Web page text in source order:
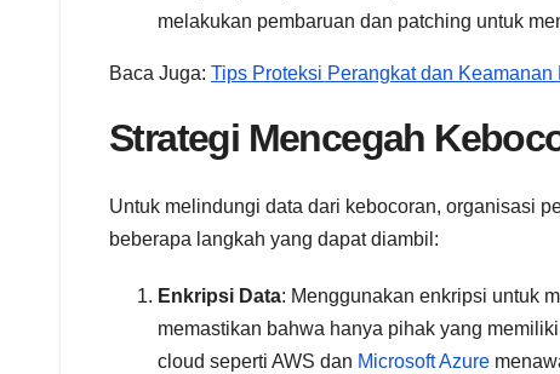
melakukan pembaruan dan patching untuk
Baca Juga: Tips Proteksi Perangkat dan Keamanan
Strategi Mencegah
Untuk melindungi data dari kebocoran, organisasi
beberapa langkah yang dapat diambil:
Enkripsi Data: Menggunakan enkripsi untuk
memastikan bahwa hanya pihak yang
cloud seperti AWS dan Microsoft Azure